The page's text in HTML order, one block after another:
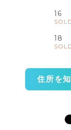
16
18
住所を